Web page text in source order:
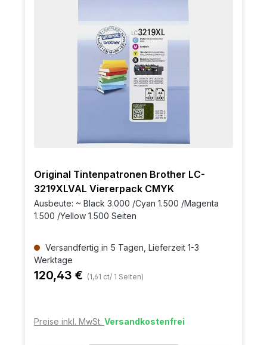
Original Tintenpatronen Brother LC-
3219XLVAL Viererpack CMYK
Ausbeute: ~ Black 3.000 /Cyan 1.500 /Magenta
1.500 /Yellow 1.500 Seiten
Versandfertig in 5 Tagen, Lieferzeit 1-3
Werktage
120,43 € (1,61 ct/ 1 Seiten)
Preise inkl. MwSt. Versandkostenfrei